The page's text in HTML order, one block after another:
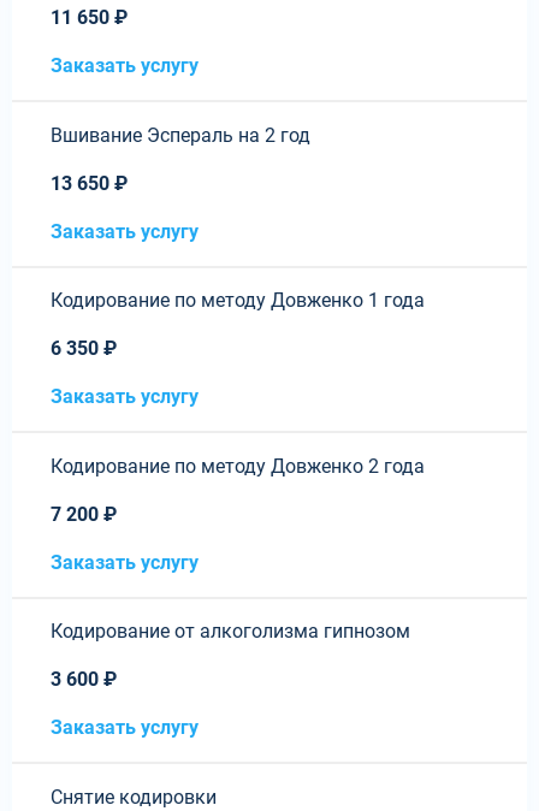
11 650 ₽
Заказать услугу
Вшивание Эспераль на 2 год
13 650 ₽
Заказать услугу
Кодирование по методу Довженко 1 года
6 350 ₽
Заказать услугу
Кодирование по методу Довженко 2 года
7 200 ₽
Заказать услугу
Кодирование от алкоголизма гипнозом
3 600 ₽
Заказать услугу
Снятие кодировки